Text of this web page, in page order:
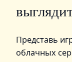
Представь
облачных